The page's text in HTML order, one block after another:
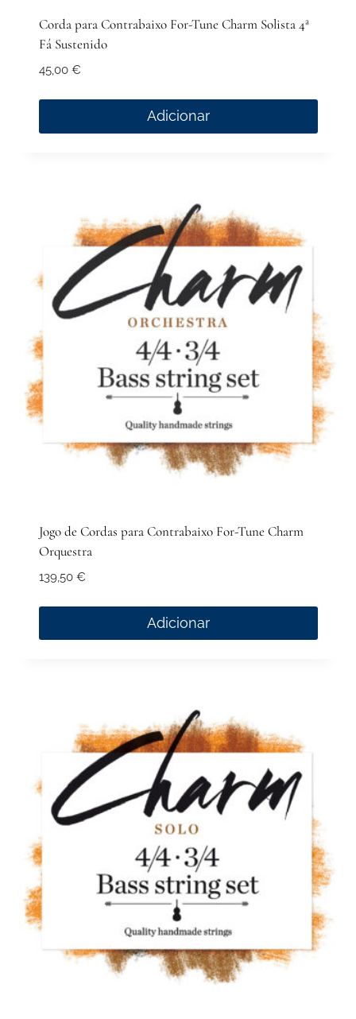
Corda para Contrabaixo For-Tune Charm Solista 4ª
Fá Sustenido
45,00 €
Adicionar
Jogo de Cordas para Contrabaixo For-Tune Charm
Orquestra
139,50 €
Adicionar